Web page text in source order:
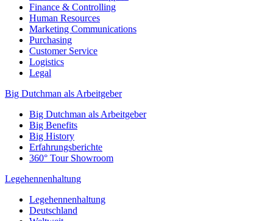
Finance & Controlling
Human Resources
Marketing Communications
Purchasing
Customer Service
Logistics
Legal
Big Dutchman als Arbeitgeber
Big Dutchman als Arbeitgeber
Big Benefits
Big History
Erfahrungsberichte
360° Tour Showroom
Legehennenhaltung
Legehennenhaltung
Deutschland